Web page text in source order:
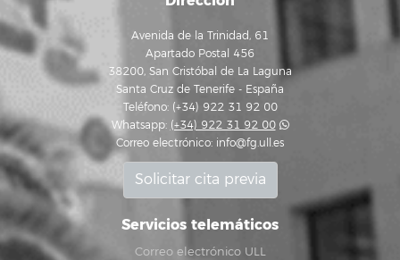
Avenida de la Trinidad, 61
Apartado Postal 456
38200, San Cristóbal de La Laguna
Santa Cruz de Tenerife - España
Teléfono: (+34) 922 31 92 00
Whatsapp: (+34) 922 31 92 00
Correo electrónico: info@fg.ull.es
Solicitar cita previa
Servicios telemáticos
Correo electrónico ULL